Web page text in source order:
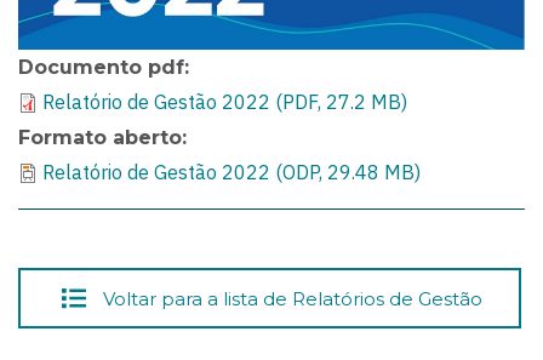
Documento pdf
Relatório de Gestão 2022 (PDF, 27.2 MB)
Formato aberto
Relatório de Gestão 2022 (ODP, 29.48 MB)
Voltar para a lista de Relatórios de Gestão